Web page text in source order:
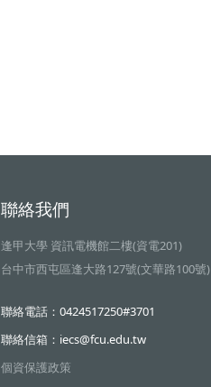
聯絡我們
逢甲大學 資訊電機館二樓(資電201)
台中市西屯區逢大路127號(文華路100號)
聯絡電話：0424517250#3701
聯絡信箱：iecs@fcu.edu.tw
個資保護政策